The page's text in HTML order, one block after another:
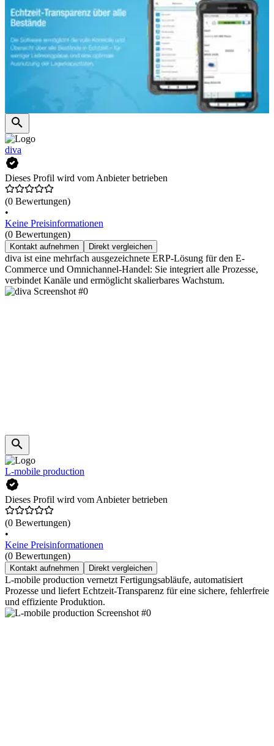
diva
Dieses Profil wird vom Anbieter betrieben
(0 Bewertungen)
•
Keine Preisinformationen
(0 Bewertungen)
Kontakt aufnehmen Direkt vergleichen
diva ist eine mehrfach ausgezeichnete ERP-Lösung für den E-
Commerce und Omnichannel-Handel: Sie integriert alle Prozesse,
verbindet Kanäle und ermöglicht skalierbares Wachstum.
L-mobile production
Dieses Profil wird vom Anbieter betrieben
(0 Bewertungen)
•
Keine Preisinformationen
(0 Bewertungen)
Kontakt aufnehmen Direkt vergleichen
L-mobile production vernetzt Fertigungsabläufe, automatisiert
Prozesse und liefert Echtzeit-Transparenz für eine sichere, fehlerfreie
und effiziente Produktion.